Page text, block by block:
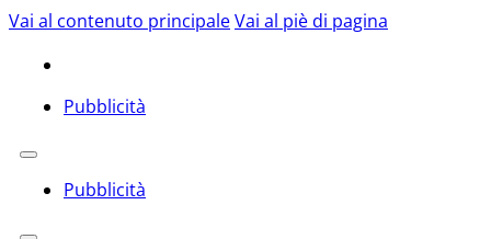
Vai al contenuto principaleVai al piè di pagina
Pubblicità
Pubblicità